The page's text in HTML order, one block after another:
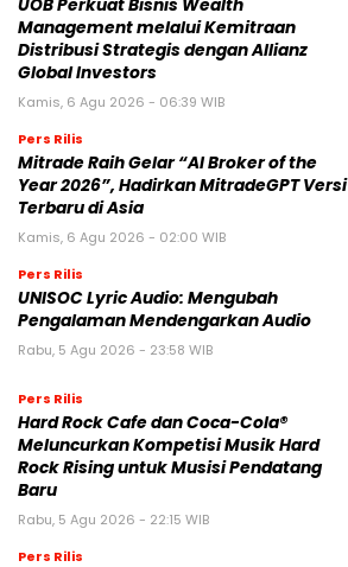
UOB Perkuat Bisnis Wealth
Management melalui Kemitraan
Distribusi Strategis dengan Allianz
Global Investors
Kamis, 6 Agu 2026 - 06:39 WIB
Pers Rilis
Mitrade Raih Gelar “AI Broker of the
Year 2026”, Hadirkan MitradeGPT Versi
Terbaru di Asia
Kamis, 6 Agu 2026 - 02:00 WIB
Pers Rilis
UNISOC Lyric Audio: Mengubah
Pengalaman Mendengarkan Audio
Rabu, 5 Agu 2026 - 23:58 WIB
Pers Rilis
Hard Rock Cafe dan Coca-Cola®
Meluncurkan Kompetisi Musik Hard
Rock Rising untuk Musisi Pendatang
Baru
Rabu, 5 Agu 2026 - 22:15 WIB
Pers Rilis